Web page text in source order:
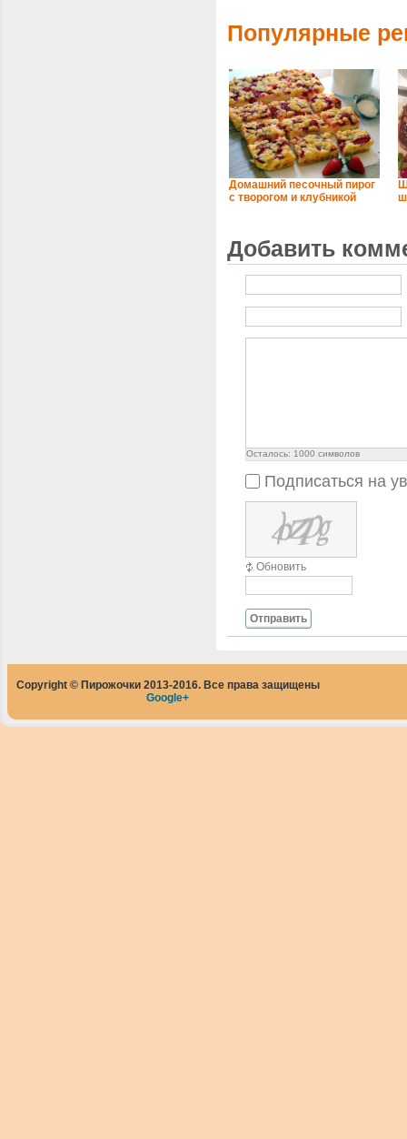
Популярные
Домашний песочный пирог
с творогом и клубникой
Добавить
Осталось: 1000 символов
Подписаться на
Обновить
Отправить
Copyright © Пирожочки 2013-2016. Все права защищены
Google+